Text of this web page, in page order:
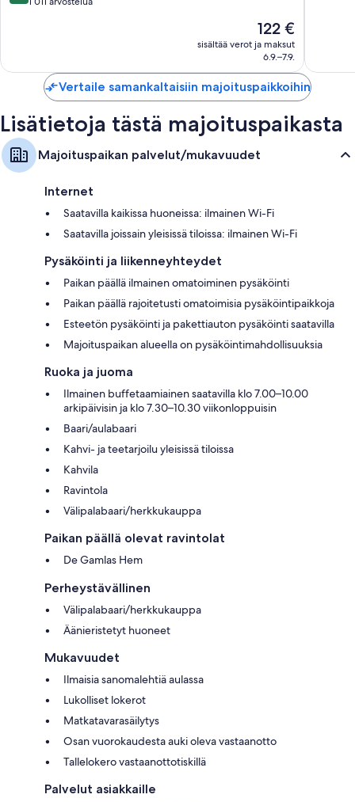
Hinta
on
122 €
122 €
sisältää verot ja maksut
6.9.–7.9.
Vertaile samankaltaisiin majoituspaikkoihin
Lisätietoja tästä majoituspaikasta
Majoituspaikan palvelut/mukavuudet
Internet
Saatavilla kaikissa huoneissa: ilmainen Wi-Fi
Saatavilla joissain yleisissä tiloissa: ilmainen Wi-Fi
Pysäköinti ja liikenneyhteydet
Paikan päällä ilmainen omatoiminen pysäköinti
Paikan päällä rajoitetusti omatoimisia pysäköintipaikkoja
Esteetön pysäköinti ja pakettiauton pysäköinti saatavilla
Majoituspaikan alueella on pysäköintimahdollisuuksia
Ruoka ja juoma
Ilmainen buffetaamiainen saatavilla klo 7.00–10.00
arkipäivisin ja klo 7.30–10.30 viikonloppuisin
Baari/aulabaari
Kahvi- ja teetarjoilu yleisissä tiloissa
Kahvila
Ravintola
Välipalabaari/herkkukauppa
Paikan päällä olevat ravintolat
De Gamlas Hem
Perheystävällinen
Välipalabaari/herkkukauppa
Äänieristetyt huoneet
Mukavuudet
Ilmaisia sanomalehtiä aulassa
Lukolliset lokerot
Matkatavarasäilytys
Osan vuorokaudesta auki oleva vastaanotto
Tallelokero vastaanottotiskillä
Palvelut asiakkaille